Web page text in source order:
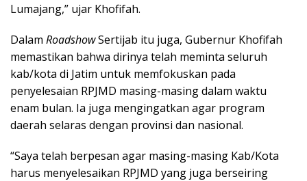
Lumajang,” ujar Khofifah.
Dalam RoadshowSertijab itu juga, Gubernur Khofifah
memastikan bahwa dirinya telah meminta seluruh
kab/kota di Jatim untuk memfokuskan pada
penyelesaian RPJMD masing-masing dalam waktu
enam bulan. Ia juga mengingatkan agar program
daerah selaras dengan provinsi dan nasional.
“Saya telah berpesan agar masing-masing Kab/Kota
harus menyelesaikan RPJMD yang juga berseiring